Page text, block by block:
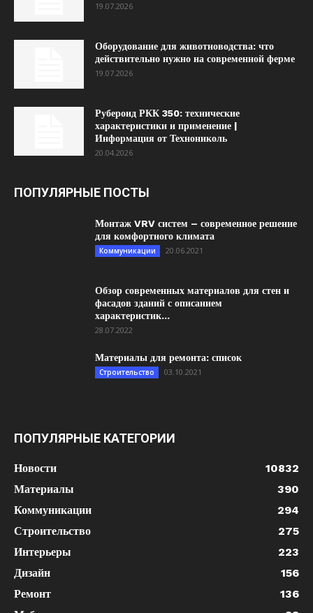
19.07.2026
Оборудование для животноводства: что
действительно нужно на современной ферме
19.07.2026
Рубероид РКК 350: технические
характеристики и применение |
Информация от Технониколь
20.04.2026
ПОПУЛЯРНЫЕ ПОСТЫ
Монтаж VRV систем – современное решение
для комфортного климата
Коммуникации 20.06.2021
Обзор современных материалов для стен и
фасадов зданий с описанием
характеристик...
28.07.2022
Материалы для ремонта: список
Строительство 03.10.2021
ПОПУЛЯРНЫЕ КАТЕГОРИИ
Новости
10832
Материалы
390
Коммуникации
294
Строительство
275
Интерьеры
223
Дизайн
156
Ремонт
136